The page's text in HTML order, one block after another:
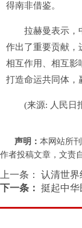
得南非借鉴。
拉赫曼表示，中
作出了重要贡献，
相互作用、相互影
打造命运共同体，
(来源: 人民日报
声明： 本网站所
作者投稿文章，文责
上一条：
认清世界
下一条： 挺起中华